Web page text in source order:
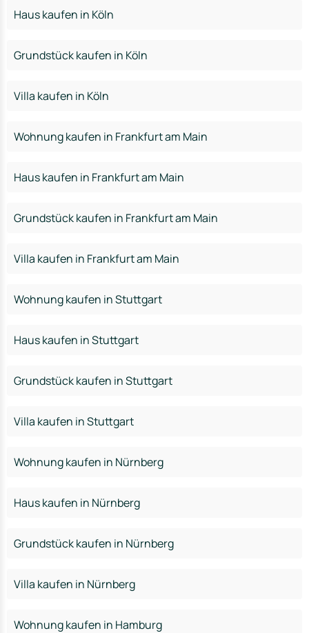
Haus kaufen in Köln
Grundstück kaufen in Köln
Villa kaufen in Köln
Wohnung kaufen in Frankfurt am Main
Haus kaufen in Frankfurt am Main
Grundstück kaufen in Frankfurt am Main
Villa kaufen in Frankfurt am Main
Wohnung kaufen in Stuttgart
Haus kaufen in Stuttgart
Grundstück kaufen in Stuttgart
Villa kaufen in Stuttgart
Wohnung kaufen in Nürnberg
Haus kaufen in Nürnberg
Grundstück kaufen in Nürnberg
Villa kaufen in Nürnberg
Wohnung kaufen in Hamburg